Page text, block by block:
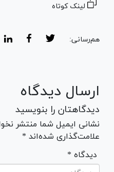
لینک کوتاه
هم‌رسانی:
ارسال دیدگاه
دیدگاهتان را بنویسید
نشانی ایمیل شما منتشر
علامت‌گذاری شده‌اند *
* دیدگاه